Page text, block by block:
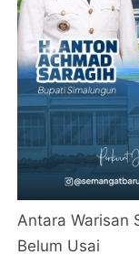
Antara Warisan
Belum Usai